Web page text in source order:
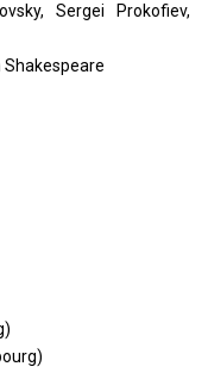
Sergei Prokofiev,
Shakespeare